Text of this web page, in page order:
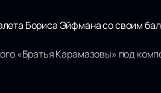
Бориса Эйфмана со своим
«Братья Карамазовы» под
Достоевского. Это